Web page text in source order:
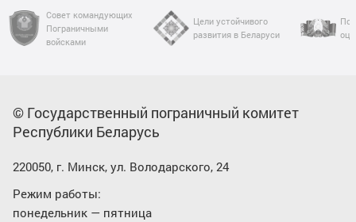
Совет командующих
Пограничными
войсками
Цели устойчивого
развития в Беларуси
© Государственный пограничный комитет
Республики Беларусь
220050, г. Минск, ул. Володарского, 24
Режим работы:
понедельник — пятница